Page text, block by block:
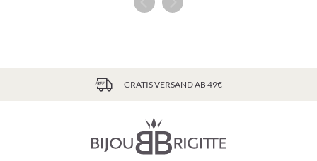
GRATIS VERSAND AB 49€